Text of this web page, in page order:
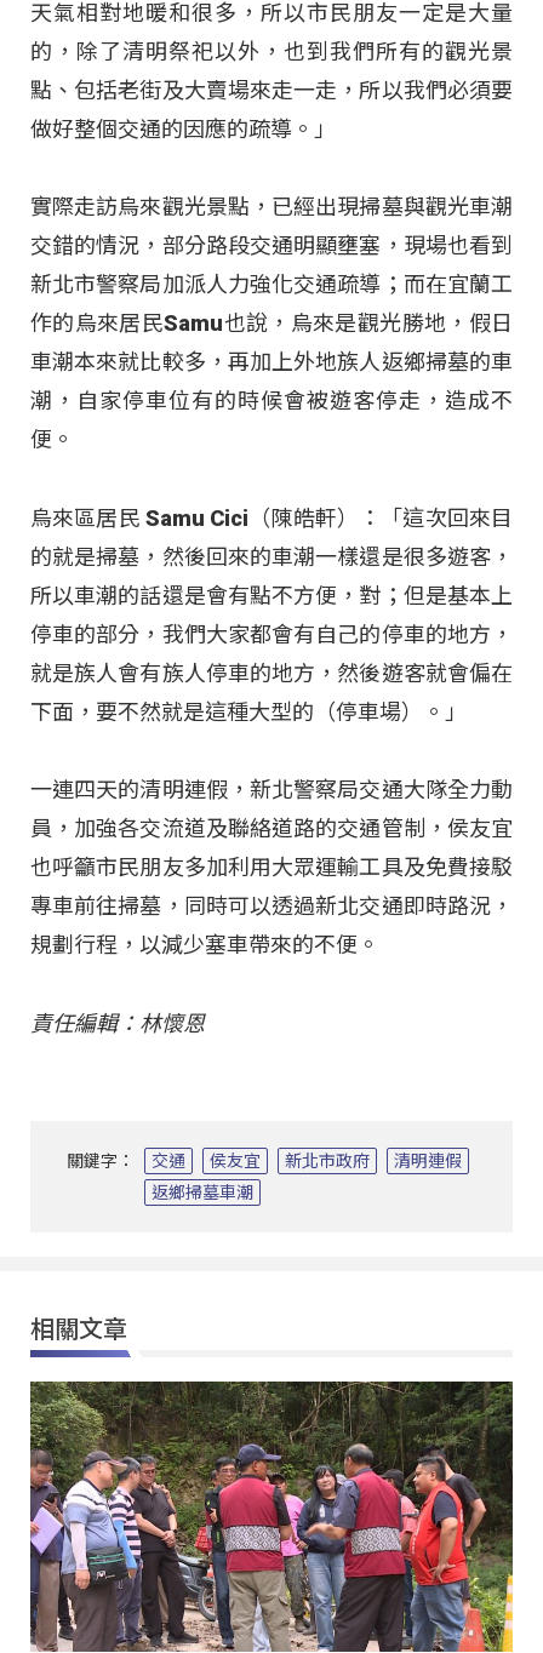
天氣相對地暖和很多，所以市民朋友一定是大量
的，除了清明祭祀以外，也到我們所有的觀光景
點、包括老街及大賣場來走一走，所以我們必須要
做好整個交通的因應的疏導。」
實際走訪烏來觀光景點，已經出現掃墓與觀光車潮
交錯的情況，部分路段交通明顯壅塞，現場也看到
新北市警察局加派人力強化交通疏導；而在宜蘭工
作的烏來居民Samu也說，烏來是觀光勝地，假日
車潮本來就比較多，再加上外地族人返鄉掃墓的車
潮，自家停車位有的時候會被遊客停走，造成不
便。
烏來區居民 Samu Cici（陳皓軒）：「這次回來目
的就是掃墓，然後回來的車潮一樣還是很多遊客，
所以車潮的話還是會有點不方便，對；但是基本上
停車的部分，我們大家都會有自己的停車的地方，
就是族人會有族人停車的地方，然後遊客就會偏在
下面，要不然就是這種大型的（停車場）。」
一連四天的清明連假，新北警察局交通大隊全力動
員，加強各交流道及聯絡道路的交通管制，侯友宜
也呼籲市民朋友多加利用大眾運輸工具及免費接駁
專車前往掃墓，同時可以透過新北交通即時路況，
規劃行程，以減少塞車帶來的不便。
責任編輯：林懷恩
關鍵字： 交通 侯友宜 新北市政府
清明連假
返鄉掃墓車潮
相關文章